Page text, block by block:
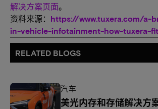
解决方案页面。
资料来源： https://www.tuxera.com/a-
in-vehicle-infotainment-how-tuxera-
RELATED BLOGS
汽车
美光内存和存储解决方